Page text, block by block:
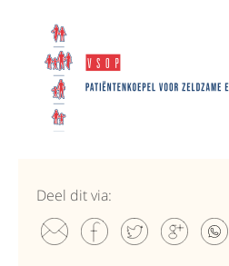
Deel dit via: